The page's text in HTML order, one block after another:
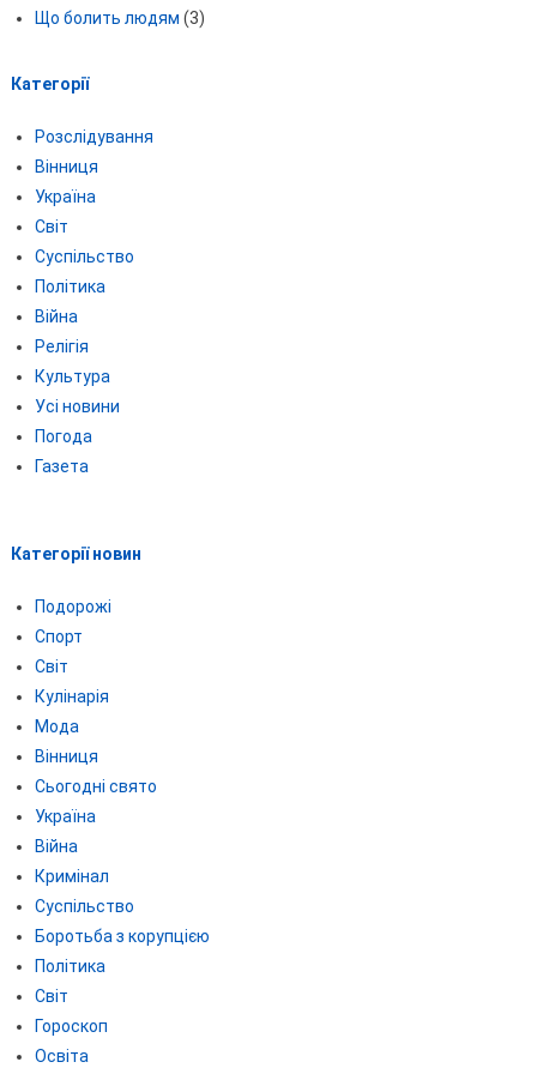
Що болить людям (3)
Категорії
Розслідування
Вінниця
Україна
Світ
Суспільство
Політика
Війна
Релігія
Культура
Усі новини
Погода
Газета
Категорії новин
Подорожі
Спорт
Світ
Кулінарія
Мода
Вінниця
Сьогодні свято
Україна
Війна
Кримінал
Суспільство
Боротьба з корупцією
Політика
Світ
Гороскоп
Освіта